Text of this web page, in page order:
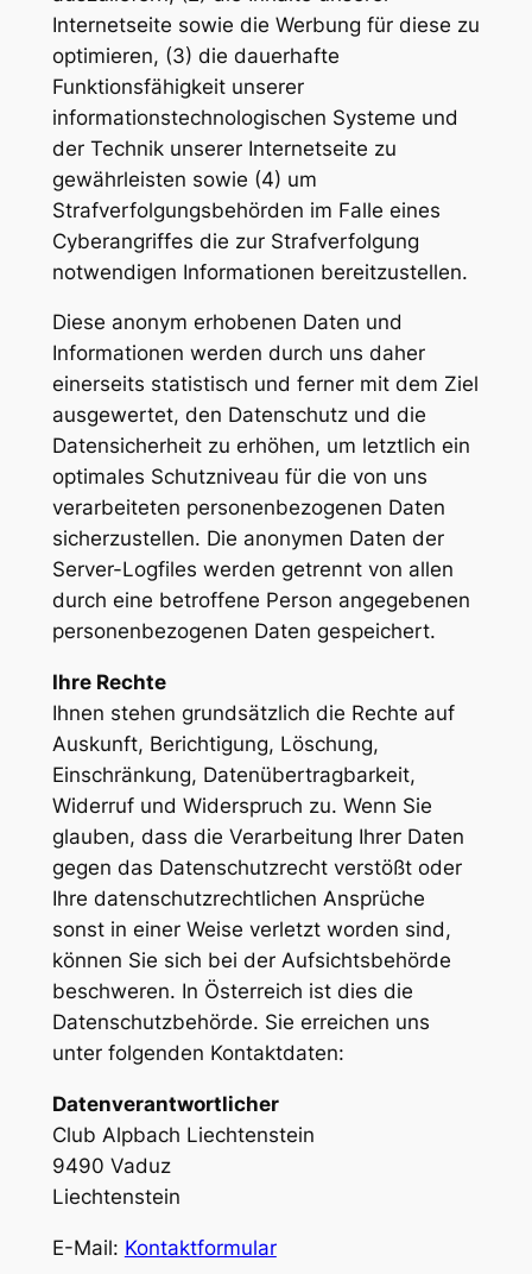
Internetseite sowie die Werbung für diese zu
optimieren, (3) die dauerhafte
Funktionsfähigkeit unserer
informationstechnologischen Systeme und
der Technik unserer Internetseite zu
gewährleisten sowie (4) um
Strafverfolgungsbehörden im Falle eines
Cyberangriffes die zur Strafverfolgung
notwendigen Informationen bereitzustellen.
Diese anonym erhobenen Daten und
Informationen werden durch uns daher
einerseits statistisch und ferner mit dem Ziel
ausgewertet, den Datenschutz und die
Datensicherheit zu erhöhen, um letztlich ein
optimales Schutzniveau für die von uns
verarbeiteten personenbezogenen Daten
sicherzustellen. Die anonymen Daten der
Server-Logfiles werden getrennt von allen
durch eine betroffene Person angegebenen
personenbezogenen Daten gespeichert.
Ihre Rechte
Ihnen stehen grundsätzlich die Rechte auf
Auskunft, Berichtigung, Löschung,
Einschränkung, Datenübertragbarkeit,
Widerruf und Widerspruch zu. Wenn Sie
glauben, dass die Verarbeitung Ihrer Daten
gegen das Datenschutzrecht verstößt oder
Ihre datenschutzrechtlichen Ansprüche
sonst in einer Weise verletzt worden sind,
können Sie sich bei der Aufsichtsbehörde
beschweren. In Österreich ist dies die
Datenschutzbehörde. Sie erreichen uns
unter folgenden Kontaktdaten:
Datenverantwortlicher
Club Alpbach Liechtenstein
9490 Vaduz
Liechtenstein
E-Mail: Kontaktformular